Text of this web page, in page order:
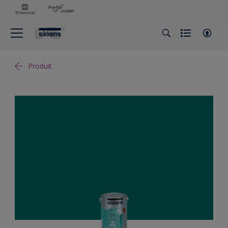
Produit